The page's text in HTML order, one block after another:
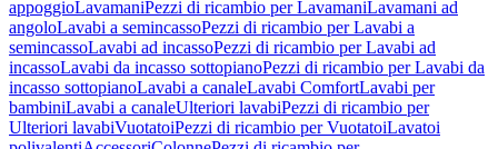
appoggioLavamaniPezzi di ricambio per LavamaniLavamani ad
angoloLavabi a semincassoPezzi di ricambio per Lavabi a
semincassoLavabi ad incassoPezzi di ricambio per Lavabi ad
incassoLavabi da incasso sottopianoPezzi di ricambio per Lavabi da
incasso sottopianoLavabi a canaleLavabi ComfortLavabi per
bambiniLavabi a canaleUlteriori lavabiPezzi di ricambio per
Ulteriori lavabiVuotatoiPezzi di ricambio per VuotatoiLavatoi